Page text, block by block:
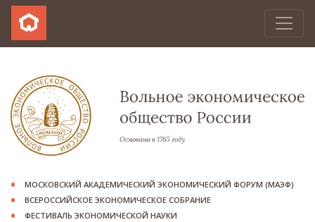
МОСКОВСКИЙ АКАДЕМИЧЕСКИЙ ЭКОНОМИЧЕСКИЙ ФОРУМ (МАЭФ)
ВСЕРОССИЙСКОЕ ЭКОНОМИЧЕСКОЕ СОБРАНИЕ
ФЕСТИВАЛЬ ЭКОНОМИЧЕСКОЙ НАУКИ